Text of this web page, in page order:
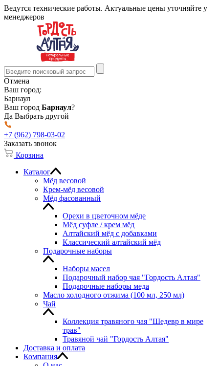
Ведутся технические работы. Актуальные цены уточняйте у
менеджеров
Отмена
Ваш город:
Барнаул
Ваш город Барнаул?
Да Выбрать другой
+7 (962) 798-03-02
Заказать звонок
Корзина
Каталог
Мёд весовой
Крем-мёд весовой
Мёд фасованный
Орехи в цветочном мёде
Мёд суфле / крем мёд
Алтайский мёд с добавками
Классический алтайский мёд
Подарочные наборы
Наборы масел
Подарочный набор чая "Гордость Алтая"
Подарочные наборы меда
Масло холодного отжима (100 мл, 250 мл)
Чай
Коллекция травяного чая "Шедевр в мире
трав"
Травяной чай "Гордость Алтая"
Доставка и оплата
Компания